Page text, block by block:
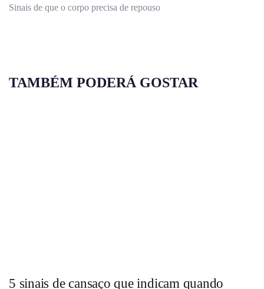
Sinais de que o corpo precisa de repouso
TAMBÉM PODERÁ GOSTAR
5 sinais de cansaço que indicam quando